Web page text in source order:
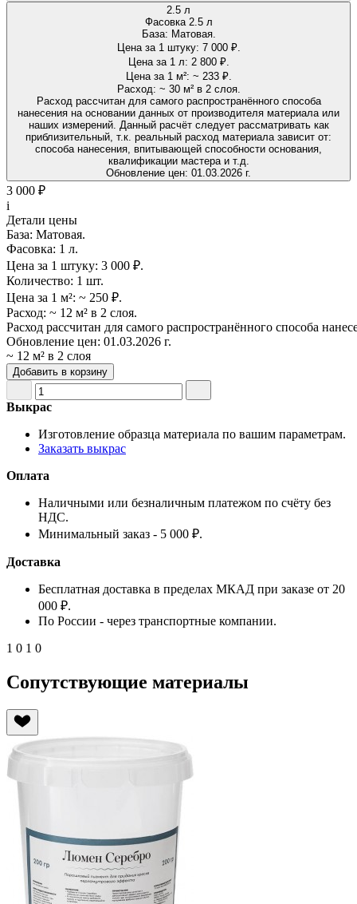
2.5 л
Фасовка 2.5 л
База: Матовая.
Цена за 1 штуку: 7 000 ₽.
Цена за 1 л: 2 800 ₽.
Цена за 1 м²: ~ 233 ₽.
Расход: ~ 30 м² в 2 слоя.
Расход рассчитан для самого распространённого способа
нанесения на основании данных от производителя материала или
наших измерений. Данный расчёт следует рассматривать как
приблизительный, т.к. реальный расход материала зависит от:
способа нанесения, впитывающей способности основания,
квалификации мастера и т.д.
Обновление цен: 01.03.2026 г.
3 000 ₽
i
Детали цены
База: Матовая.
Фасовка: 1 л.
Цена за 1 штуку: 3 000 ₽.
Количество: 1 шт.
Цена за 1 м²: ~ 250 ₽.
Расход: ~ 12 м² в 2 слоя.
Расход рассчитан для самого распространённого способа
Обновление цен: 01.03.2026 г.
~ 12 м² в 2 слоя
Добавить в корзину
Выкрас
Изготовление образца материала по вашим параметрам.
Заказать выкрас
Оплата
Наличными или безналичным платежом по счёту без
НДС.
Минимальный заказ - 5 000 ₽.
Доставка
Бесплатная доставка в пределах МКАД при заказе от 20
000 ₽.
По России - через транспортные компании.
1 0 1 0
Сопутствующие материалы